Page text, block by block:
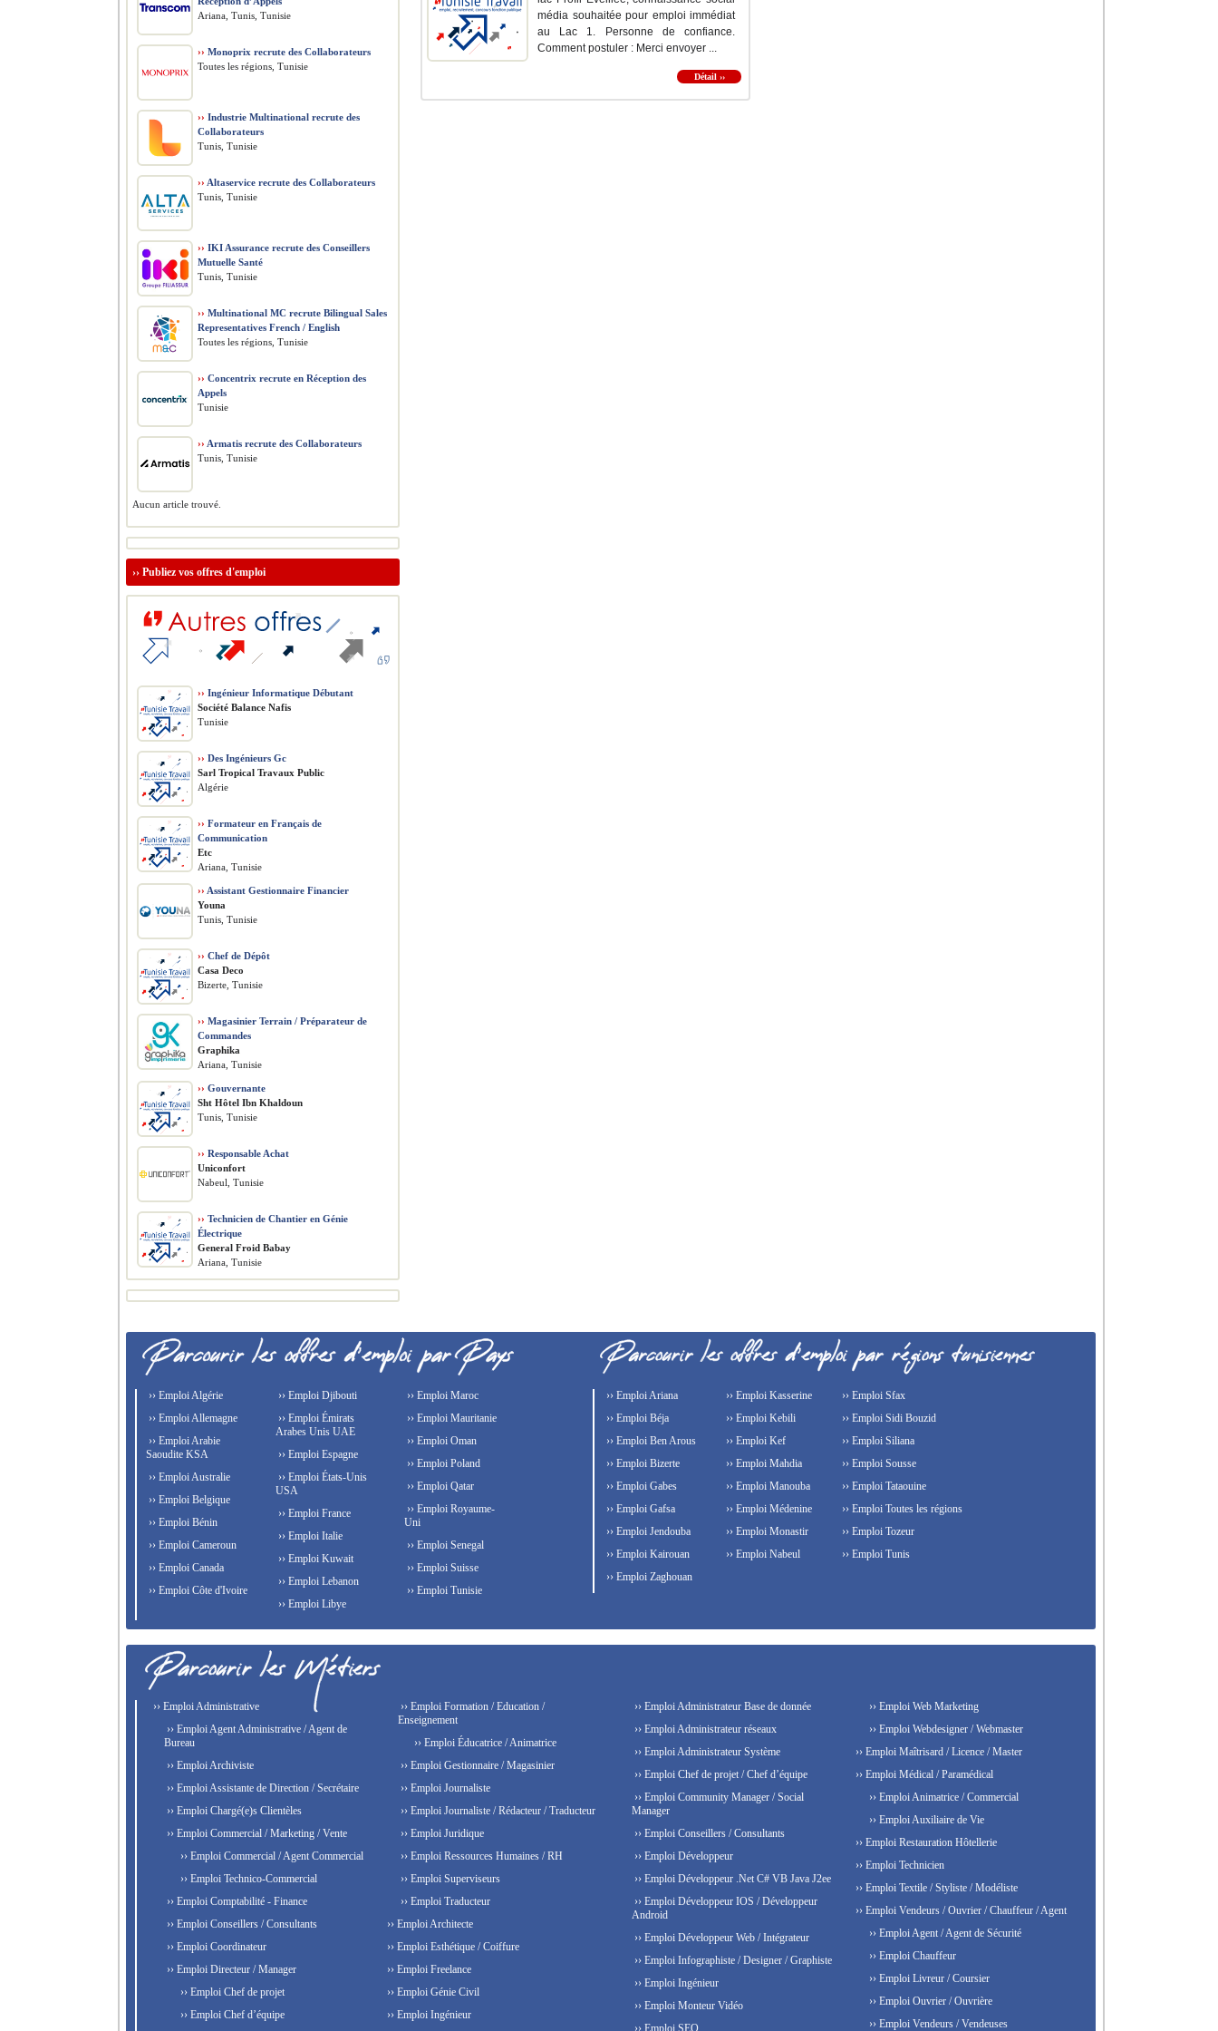
média souhaitée pour emploi immédiat
au Lac 1. Personne de confiance.
Comment postuler : Merci envoyer ...
Détail ››
Ariana, Tunis, Tunisie
›› Monoprix recrute des Collaborateurs
Toutes les régions, Tunisie
›› Industrie Multinational recrute des
Collaborateurs
Tunis, Tunisie
›› Altaservice recrute des Collaborateurs
Tunis, Tunisie
›› IKI Assurance recrute des Conseillers
Mutuelle Santé
Tunis, Tunisie
›› Multinational MC recrute Bilingual Sales
Representatives French / English
Toutes les régions, Tunisie
›› Concentrix recrute en Réception des
Appels
Tunisie
›› Armatis recrute des Collaborateurs
Tunis, Tunisie
Aucun article trouvé.
›› Publiez vos offres d'emploi
›› Ingénieur Informatique Débutant
Société Balance Nafis
Tunisie
›› Des Ingénieurs Gc
Sarl Tropical Travaux Public
Algérie
›› Formateur en Français de
Communication
Etc
Ariana, Tunisie
›› Assistant Gestionnaire Financier
Youna
Tunis, Tunisie
›› Chef de Dépôt
Casa Deco
Bizerte, Tunisie
›› Magasinier Terrain / Préparateur de
Commandes
Graphika
Ariana, Tunisie
›› Gouvernante
Sht Hôtel Ibn Khaldoun
Tunis, Tunisie
›› Responsable Achat
Uniconfort
Nabeul, Tunisie
›› Technicien de Chantier en Génie
Électrique
General Froid Babay
Ariana, Tunisie
›› Emploi Algérie
›› Emploi Allemagne
›› Emploi Arabie
Saoudite KSA
›› Emploi Australie
›› Emploi Belgique
›› Emploi Bénin
›› Emploi Cameroun
›› Emploi Canada
›› Emploi Côte d'Ivoire
›› Emploi Djibouti
›› Emploi Émirats
Arabes Unis UAE
›› Emploi Espagne
›› Emploi États-Unis
USA
›› Emploi France
›› Emploi Italie
›› Emploi Kuwait
›› Emploi Lebanon
›› Emploi Libye
›› Emploi Maroc
›› Emploi Mauritanie
›› Emploi Oman
›› Emploi Poland
›› Emploi Qatar
›› Emploi Royaume-
Uni
›› Emploi Senegal
›› Emploi Suisse
›› Emploi Tunisie
›› Emploi Ariana
›› Emploi Béja
›› Emploi Ben Arous
›› Emploi Bizerte
›› Emploi Gabes
›› Emploi Gafsa
›› Emploi Jendouba
›› Emploi Kairouan
›› Emploi Kasserine
›› Emploi Kebili
›› Emploi Kef
›› Emploi Mahdia
›› Emploi Manouba
›› Emploi Médenine
›› Emploi Monastir
›› Emploi Nabeul
›› Emploi Sfax
›› Emploi Sidi Bouzid
›› Emploi Siliana
›› Emploi Sousse
›› Emploi Tataouine
›› Emploi Toutes les régions
›› Emploi Tozeur
›› Emploi Tunis
›› Emploi Zaghouan
›› Emploi Administrative
›› Emploi Agent Administrative / Agent de
Bureau
›› Emploi Archiviste
›› Emploi Assistante de Direction / Secrétaire
›› Emploi Chargé(e)s Clientèles
›› Emploi Commercial / Marketing / Vente
›› Emploi Commercial / Agent Commercial
›› Emploi Technico-Commercial
›› Emploi Comptabilité - Finance
›› Emploi Conseillers / Consultants
›› Emploi Coordinateur
›› Emploi Directeur / Manager
›› Emploi Chef de projet
›› Emploi Chef d’équipe
›› Emploi Formation / Education /
Enseignement
›› Emploi Éducatrice / Animatrice
›› Emploi Gestionnaire / Magasinier
›› Emploi Journaliste
›› Emploi Journaliste / Rédacteur / Traducteur
›› Emploi Juridique
›› Emploi Ressources Humaines / RH
›› Emploi Superviseurs
›› Emploi Traducteur
›› Emploi Architecte
›› Emploi Esthétique / Coiffure
›› Emploi Freelance
›› Emploi Génie Civil
›› Emploi Ingénieur
›› Emploi Administrateur Base de donnée
›› Emploi Administrateur réseaux
›› Emploi Administrateur Système
›› Emploi Chef de projet / Chef d’équipe
›› Emploi Community Manager / Social
Manager
›› Emploi Conseillers / Consultants
›› Emploi Développeur
›› Emploi Développeur .Net C# VB Java J2ee
›› Emploi Développeur IOS / Développeur
Android
›› Emploi Développeur Web / Intégrateur
›› Emploi Infographiste / Designer / Graphiste
›› Emploi Ingénieur
›› Emploi Monteur Vidéo
›› Emploi SEO
›› Emploi Web Marketing
›› Emploi Webdesigner / Webmaster
›› Emploi Maîtrisard / Licence / Master
›› Emploi Médical / Paramédical
›› Emploi Animatrice / Commercial
›› Emploi Auxiliaire de Vie
›› Emploi Restauration Hôtellerie
›› Emploi Technicien
›› Emploi Textile / Styliste / Modéliste
›› Emploi Vendeurs / Ouvrier / Chauffeur / Agent
›› Emploi Agent / Agent de Sécurité
›› Emploi Chauffeur
›› Emploi Livreur / Coursier
›› Emploi Ouvrier / Ouvrière
›› Emploi Vendeurs / Vendeuses